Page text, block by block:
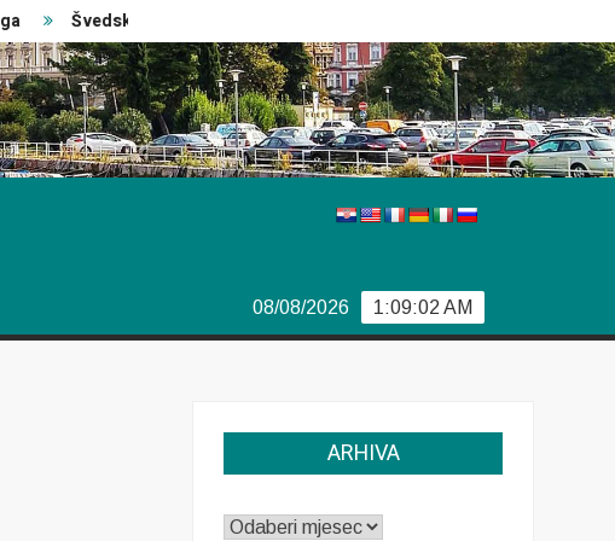
Švedski izbori
1:09:03 AM
08/08/2026
ARHIVA
ARHIVA